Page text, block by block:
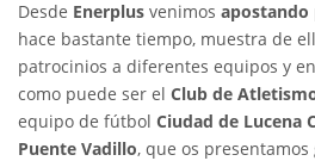
Desde Enerplus venimos
hace bastante tiempo, muestra de
patrocinios a diferentes equipos y
como puede ser el Club de
equipo de fútbol Ciudad de Lucena
Puente Vadillo, que os